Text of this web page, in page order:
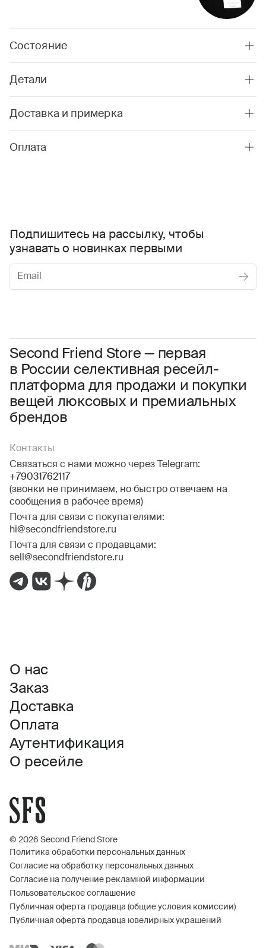
Состояние
Детали
Доставка и примерка
Оплата
Second Friend Store — первая
в России селективная ресейл-
платформа для продажи и покупки
вещей люксовых и премиальных
брендов
Контакты
Связаться с нами можно через Telegram:
+79031762117
(звонки не принимаем, но быстро отвечаем на
сообщения в рабочее время)
Почта для связи с покупателями:
hi@secondfriendstore.ru
Почта для связи с продавцами:
sell@secondfriendstore.ru
Подпишитесь на рассылку, чтобы
узнавать о новинках первыми
Соглашаюсь с условиями Пользовательского соглашения
Даю согласие на получение рекламной информации.
О нас
Заказ
Доставка
Оплата
Аутентификация
О ресейле
© 2026 Second Friend Store
Политика обработки персональных данных
Согласие на обработку персональных данных
Согласие на получение рекламной информации
Пользовательское соглашение
Публичная оферта продавца (общие условия комиссии)
Публичная оферта продавца ювелирных украшений